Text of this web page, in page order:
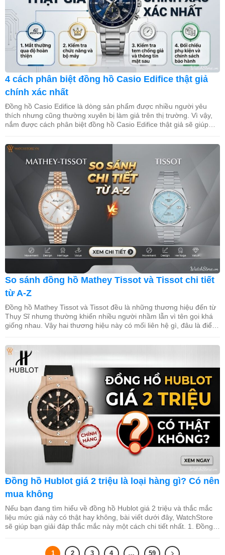
4 cách phân biệt đồng hồ Casio Edifice thật giả
chính xác nhất
Đồng hồ Casio Edifice là dòng sản phẩm được nhiều người yêu
thích nhưng cũng thường xuyên bị làm giả trên thị trường. Vì vậy,
nắm được cách phân biệt đồng hồ Casio Edifice thật giả sẽ giúp
mua sắm. Trong […]
So sánh đồng hồ Mathey Tissot và Tissot chi tiết
từ A-Z
Đồng hồ Mathey Tissot và Tissot đều là những thương hiệu đến từ
Thụy Sĩ nhưng thường khiến nhiều người nhầm lẫn vì tên gọi khá
giống nhau. Vậy hai thương hiệu này có mối liên hệ gì, đâu là điểm
Đồng hồ Hublot giá 2 triệu là loại hàng gì? Có nên
mua không
Nếu bạn đang tìm hiểu về đồng hồ Hublot giá 2 triệu và thắc mắc
liệu mức giá này có thật hay không, bài viết dưới đây, WatchStore
sẽ giúp bạn giải đáp thắc mắc này một cách chi tiết nhất. 1. Đồng
1 2 3 4 … 59